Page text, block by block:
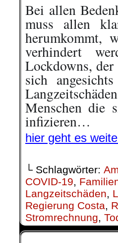
Bei allen
muss allen
herumkommt,
verhindert
Lockdowns,
sich
Menschen die
infizieren…
hier geht es
└ Schlagwörter:
COVID-19,
Langzeitschäden,
Regierung Costa,
Stromrechnung,